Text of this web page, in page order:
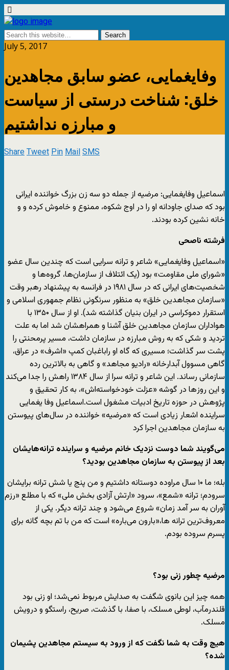
July 5, 2017
وفایغمایی، عضو سابق مجاهدین
خلق: شناخت درستی از سیاست
و مبارزه نداشتیم
ShareTweetPinMailSMS
اسماعیل وفایغمایی: مرضیه از جمله دو سه زن بزرگ خواننده ایرانی
بود که صدای جاودانه او را در اوج شکوه، ممنوع و خاموش کرده و و
خانه نشین کرده بودند.
فرشته ناصحی
«اسماعیل وفایغمایی» شاعر و ترانه سرایی است که چندین سال عضو
«شورای ملی مقاومت» بود (یک ائتلاف از سازمان‌ها، گروه‌ها و
شخصیت‌های ایرانی که در سال ۱۹۸۱ در فرانسه به پیشنهاد رهبر وقت
«سازمان مجاهدین خلق» به منظور سرنگونی نظام جمهوری اسلامی و
استقرار دموکراسی در ایران بنیان گذاشته شد). او از سال ۱۳۵۰ با
هواداران سازمان مجاهدین خلق آشنا و همراه‎شان شد اما به علت
تردید و شکی که به روش مبارزه در سازمان داشت، مسیر پرمحنتی را
پشت سر گذاشت؛ مسیری که‌ گاه او راباغبان کمپ «اشرف» در عراق،
گاهی مسوول آبدارخانه «رادیو مجاهد» و گاهی به بالا‌ترین رده
سازمانی رساند. این شاعر و ترانه سرا از سال ۱۳۸۴ راهش را جدا می‌کند
و این روز‌ها در گوشه «عزلت خودخواسته‌اش»، به کار تحقیق و
پژوهش در حوزه تاریخ ادبیات مشغول است.اسماعیل وفا یغمایی
سراینده اشعار زیادی است که «مرضیه» خواننده در سال‌های پیوستن
به سازمان مجاهدین اجرا کرد
می‌گویند شما دوست نزدیک خانم مرضیه و سراینده ترانه‌هایشان
بعد از پیوستن به سازمان مجاهدین بودید؟
بله؛ ما ۱۰ سال مراوده دوستانه داشتیم و من پنج یا شش ترانه برایشان
سرودم؛ ترانه «شمع»، سرود «ارتش آزادی بخش ملی» که با مطلع «رزم
آوران به سر آمد زمان» شروع می‌شود و چند ترانه دیگر. یکی از
معروف‌ترین ترانه ها،«بارون می‌باره» است که من با تم بچه گانه برای
پسرم سروده بودم.
مرضیه چطور زنی بود؟
همه چیز این بانوی شگفت به صدایش مربوط نمی‌شد؛ او زنی بود
قلندرمآب، لوطی مسلک، با صفا، با گذشت، صریح، راست‏گو و درویش
مسلک.
هیچ وقت به شما نگفت که از ورود به سیستم مجاهدین پشیمان
شده؟